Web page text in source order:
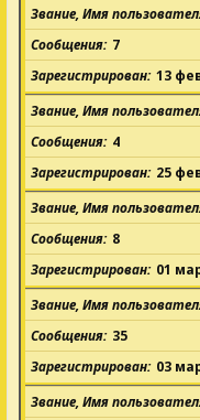
Звание, Имя
Сообщения 7
Зарегистрирован 13
Звание, Имя
Сообщения 4
Зарегистрирован 25
Звание, Имя
Сообщения 8
Зарегистрирован 01
Звание, Имя
Сообщения 35
Зарегистрирован 03
Звание, Имя